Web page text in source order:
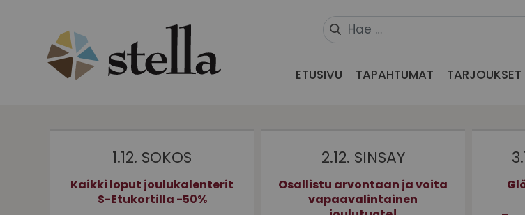
ETUSIVU TAPAHTUMAT TARJOUKSET
1.12. SOKOS
Kaikki loput joulukalenterit
S-Etukortilla -50%
2.12. SINSAY
Osallistu arvontaan ja voita
vapaavalintainen